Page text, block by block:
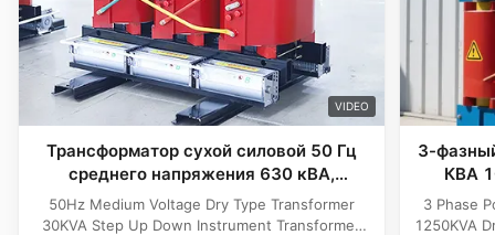
VIDEO
Трансформатор сухой силовой 50 Гц
среднего напряжения 630 кВА,
повышающий/понижающий,
измерительный
50Hz Medium Voltage Dry Type Transformer
30KVA Step Up Down Instrument Transformer
3-
КВА
3 Phase
1250KVA